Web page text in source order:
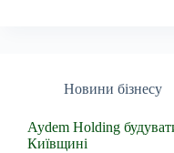
Новини бізнесу
Aydem Holding
Київщині